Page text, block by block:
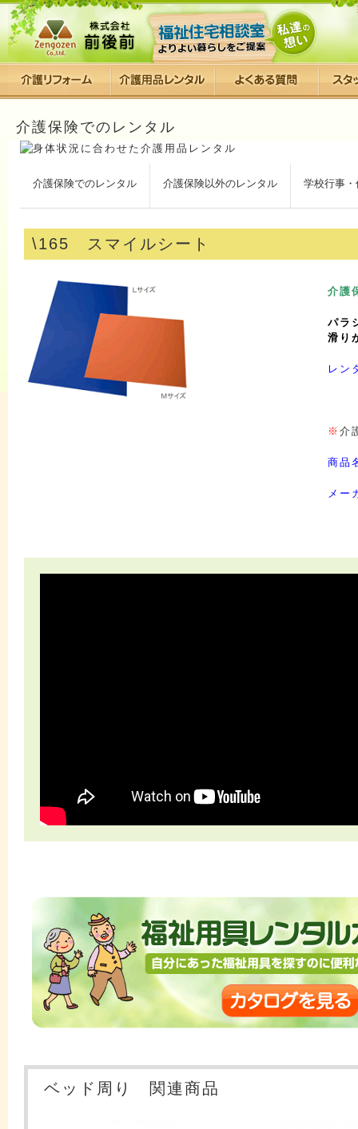
介護保険でのレンタル
介護保険でのレンタル 介護保険以外のレンタル 学校行事・
\165 スマイルシート
介護
パラ
滑り
レン
※ 介
商品
メー
ベッド周り 関連商品